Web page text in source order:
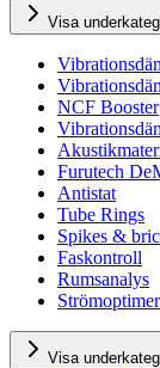
Visa
NCF Booster
Furutech
Antistat
Tube Rings
Spikes &
Faskontroll
Rumsanalys
Visa